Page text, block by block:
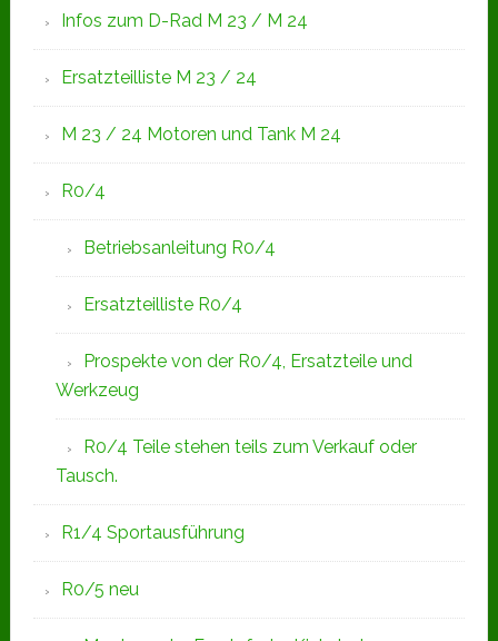
Infos zum D-Rad M 23 / M 24
Ersatzteilliste M 23 / 24
M 23 / 24 Motoren und Tank M 24
R0/4
Betriebsanleitung R0/4
Ersatzteilliste R0/4
Prospekte von der R0/4, Ersatzteile und
Werkzeug
R0/4 Teile stehen teils zum Verkauf oder
Tausch.
R1/4 Sportausführung
R0/5 neu